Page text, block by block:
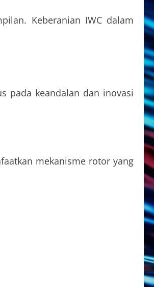
Keberanian IWC dalam
pada keandalan dan inovasi
mekanisme rotor yang